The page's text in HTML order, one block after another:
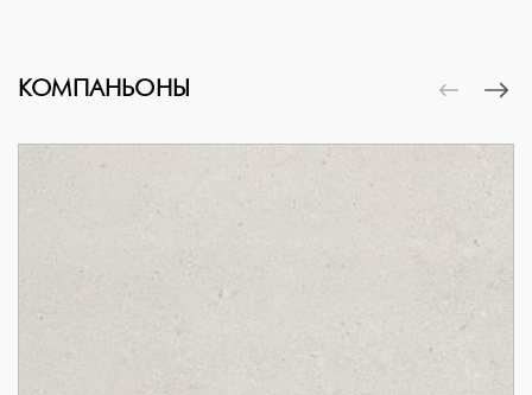
КОМПАНЬОНЫ